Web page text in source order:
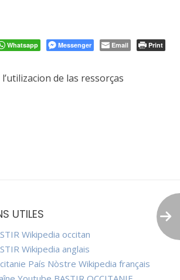
Whatsapp Messenger Email Print
de las ressorças
UTILES
Wikipedia occitan
Wikipedia anglais
País Nòstre Wikipedia français